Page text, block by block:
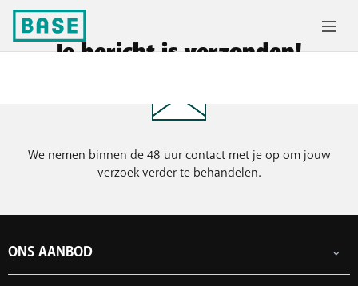
Je bericht is verzonden!
We nemen binnen de 48 uur contact met je op om jouw
verzoek verder te behandelen.
ONS AANBOD